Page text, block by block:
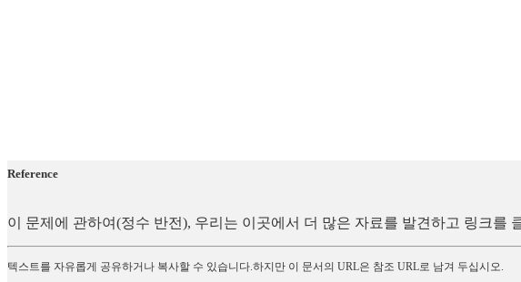
Reference
이 문제에 관하여(정수 반전), 우리는 이곳에서 더 많은 자료를 발견하고 링크를
텍스트를 자유롭게 공유하거나 복사할 수 있습니다.하지만 이 문서의 URL은 참조 URL로 남겨 두십시오.